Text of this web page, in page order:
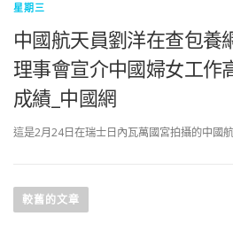
星期三
中國航天員劉洋在查包養
理事會宣介中國婦女工作
成績_中國網
這是2月24日在瑞士日內瓦萬國宮拍攝的中國
章
較舊的文章